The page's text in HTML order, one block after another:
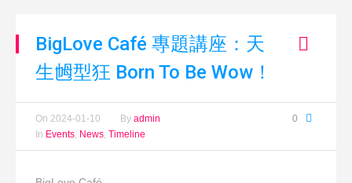
BigLove Café 專題講座：天
生乸型狂 Born To Be Wow！
0
On 2024-01-10 By admin
In Events News Timeline